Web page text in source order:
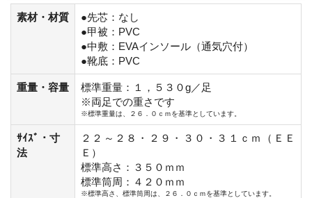
素材・材質
●先芯：なし
●甲被：PVC
●中敷：EVAインソール（通気穴付）
●靴底：PVC
重量・容量
標準重量：１，５３０g／足
※両足での重さです
※標準重量は、２６．０ｃｍを基準としています。
ｻｲｽﾞ・寸
法
２２～２８・２９・３０・３１ｃｍ（ＥＥ
Ｅ）
標準高さ：３５０ｍｍ
標準筒周：４２０ｍｍ
※標準高さ、標準筒周は、２６．０ｃｍを基準としています。